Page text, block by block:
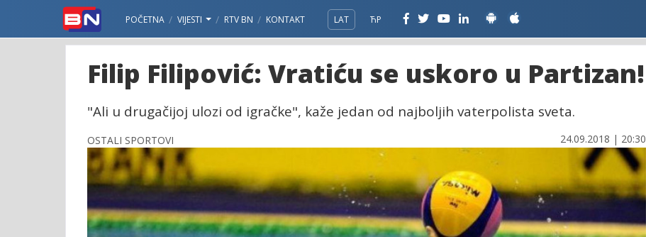
POČETNA VIJESTI RTV BN KONTAKT LAT ЋР
Filip Filipović: Vratiću se uskoro u Partizan!
"Ali u drugačijoj ulozi od igračke", kaže jedan od najboljih vaterpolista sveta.
OSTALI SPORTOVI 24.09.2018 | 20:30